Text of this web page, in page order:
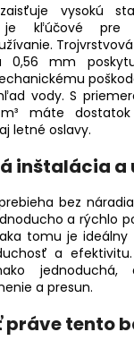
vysokú
je kľúčové pre
Trojvrstvová
0,56 mm
vody. S
máte
letné oslavy.
inštalácia a
bez
a rýchlo
tomu je
a
jednoduchá,
a presun.
práve tento